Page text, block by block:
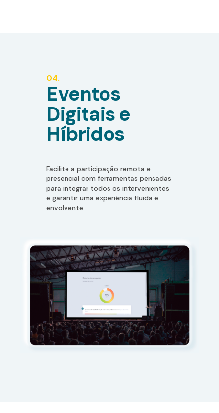
04.
Eventos
Digitais e
Híbridos
Facilite a participação remota e
presencial com ferramentas pensadas
para integrar todos os intervenientes
e garantir uma experiência fluida e
envolvente.